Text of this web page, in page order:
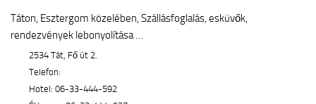
Táton, Esztergom közelében, Szállásfoglalás, esküvők,
rendezvények lebonyolítása …
2534 Tát, Fő út 2.
Telefon:
Hotel: 06-33-444-592